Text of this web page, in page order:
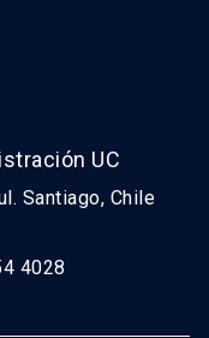
UC
Santiago, Chile
4028